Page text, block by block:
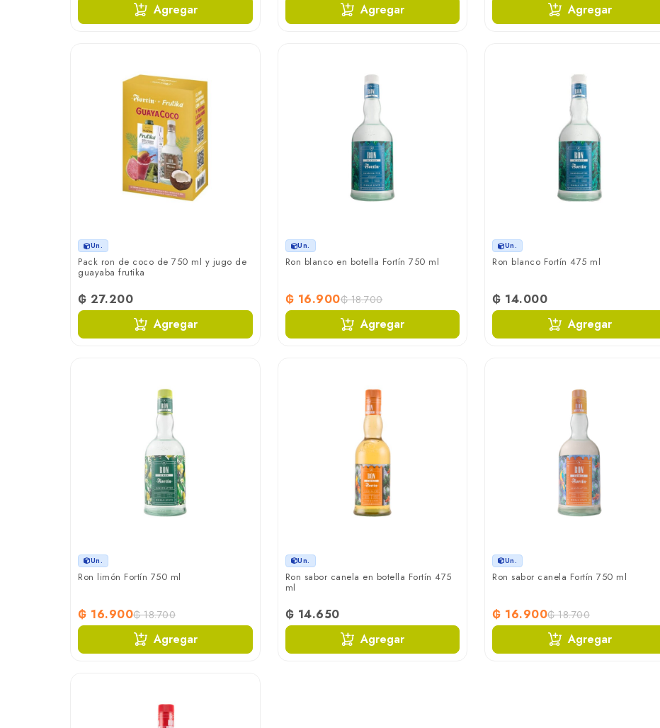
Agregar
Agregar
Agregar
Un.
Pack ron de coco de 750 ml y jugo de
guayaba frutika
₲ 27.200
Agregar
Un.
Ron blanco en botella Fortín 750 ml
₲ 16.900₲ 18.700
Agregar
Un.
Ron blanco Fortín 475 ml
₲ 14.000
Agregar
Un.
Ron limón Fortín 750 ml
₲ 16.900₲ 18.700
Agregar
Un.
Ron sabor canela en botella Fortín 475
ml
₲ 14.650
Agregar
Un.
Ron sabor canela Fortín 750 ml
₲ 16.900₲ 18.700
Agregar